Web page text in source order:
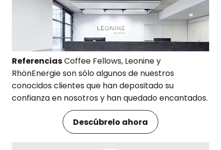
ReferenciasCoffee Fellows, Leonine y
RhönEnergie son sólo algunos de nuestros
conocidos clientes que han depositado su
confianza en nosotros y han quedado encantados.
Descúbrelo ahora